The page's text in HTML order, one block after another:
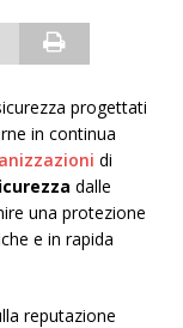
progettati
in continua
di
dalle
una protezione
e in rapida
reputazione